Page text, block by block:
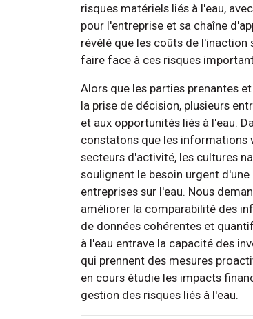
risques matériels liés à l'eau,
pour l'entreprise et sa chaîne
révélé que les coûts de l'inaction
faire face à ces risques
Alors que les parties prenantes
la prise de décision, plusieurs
et aux opportunités liés à l'eau.
constatons que les informations
secteurs d'activité, les cultures
soulignent le besoin urgent
entreprises sur l'eau. Nous
améliorer la comparabilité des
de données cohérentes et
à l'eau entrave la capacité des
qui prennent des mesures
en cours étudie les impacts
gestion des risques liés à l'eau.